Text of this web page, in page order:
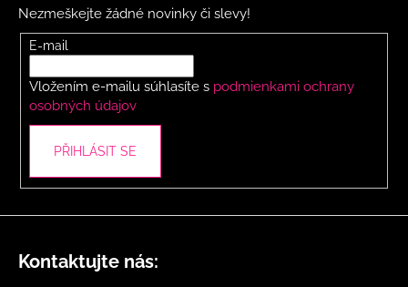
Nezmeškejte žádné novinky či slevy!
E-mail
Vložením e-mailu súhlasíte s podmienkami ochrany
osobných údajov
PŘIHLÁSIT SE
Kontaktujte nás: